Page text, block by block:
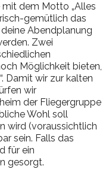
dem Motto „Alles
gemütlich das
Abendplanung
Zwei
Möglichkeit bieten,
Damit wir zur kalten
wir
der Fliegergruppe
Wohl soll
wird (voraussichtlich
sein. Falls das
für ein
gesorgt.